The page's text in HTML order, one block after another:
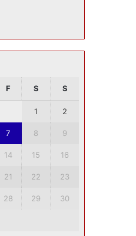
F S S
1 2
7 8 9
14 15 16
21 22 23
28 29 30